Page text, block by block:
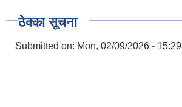
ठेक्का सूचना
Submitted on: Mon, 02/09/2026 - 15:29